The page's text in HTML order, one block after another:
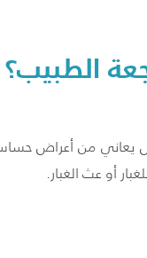
الطبيب؟
من أعراض
أو عث الغبار.